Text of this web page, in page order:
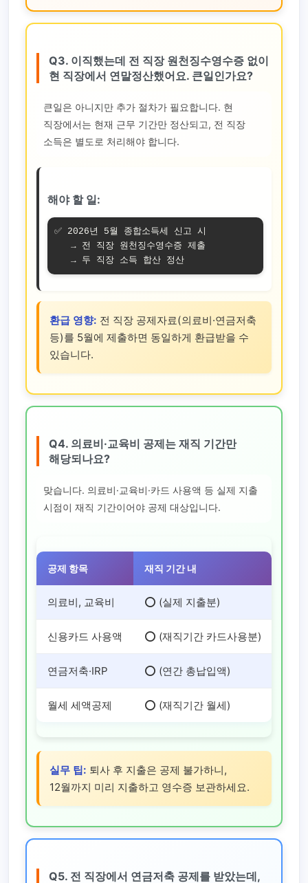
Q3. 이직했는데 전 직장 원천징수영수증 없이
현 직장에서 연말정산했어요. 큰일인가요?
큰일은 아니지만 추가 절차가 필요합니다. 현
직장에서는 현재 근무 기간만 정산되고, 전 직장
소득은 별도로 처리해야 합니다.
해야 할 일:
✅ 2026년 5월 종합소득세 신고 시
   → 두 직장 소득 합산 정산
환급 영향: 전 직장 공제자료(의료비·연금저축
등)를 5월에 제출하면 동일하게 환급받을 수
있습니다.
Q4. 의료비·교육비 공제는 재직 기간만
해당되나요?
맞습니다. 의료비·교육비·카드 사용액 등 실제 지출
시점이 재직 기간이어야 공제 대상입니다.
공제 항목 재직 기간 내
의료비, 교육비 ⭕ (실제 지출분)
신용카드 사용액 ⭕ (재직기간 카드사용분)
연금저축·IRP ⭕ (연간 총납입액)
월세 세액공제 ⭕ (재직기간 월세)
실무 팁: 퇴사 후 지출은 공제 불가하니,
12월까지 미리 지출하고 영수증 보관하세요.
Q5. 전 직장에서 연금저축 공제를 받았는데,